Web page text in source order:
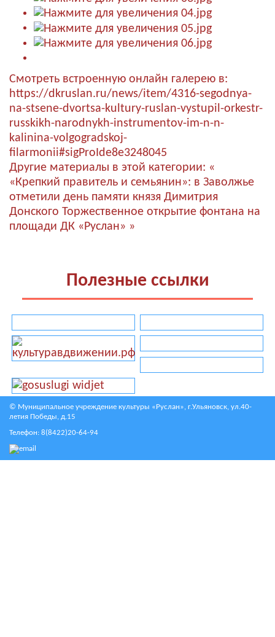
Смотреть встроенную онлайн галерею в:
https://dkruslan.ru/news/item/4316-segodnya-
na-stsene-dvortsa-kultury-ruslan-vystupil-orkestr-
russkikh-narodnykh-instrumentov-im-n-n-
kalinina-volgogradskoj-
filarmonii#sigProIde8e3248045
Другие материалы в этой категории: «
«Крепкий правитель и семьянин»: в Заволжье
отметили день памяти князя Димитрия
Донского Торжественное открытие фонтана на
площади ДК «Руслан» »
Полезные ссылки
© Муниципальное учреждение культуры «Руслан», г.Ульяновск, ул.40-
летия Победы, д.15
Телефон: 8(8422)20-64-94